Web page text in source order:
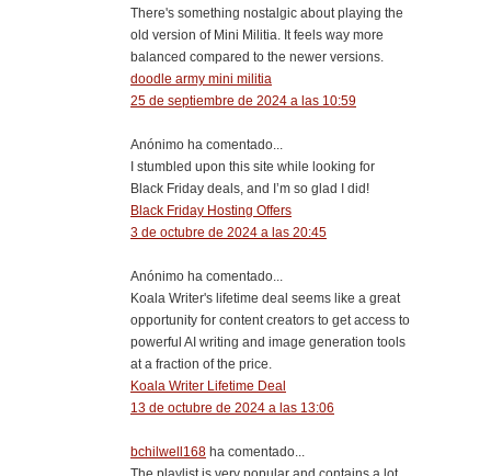
There's something nostalgic about playing the
old version of Mini Militia. It feels way more
balanced compared to the newer versions.
doodle army mini militia
25 de septiembre de 2024 a las 10:59
Anónimo ha comentado...
I stumbled upon this site while looking for
Black Friday deals, and I’m so glad I did!
Black Friday Hosting Offers
3 de octubre de 2024 a las 20:45
Anónimo ha comentado...
Koala Writer's lifetime deal seems like a great
opportunity for content creators to get access to
powerful AI writing and image generation tools
at a fraction of the price.
Koala Writer Lifetime Deal
13 de octubre de 2024 a las 13:06
bchilwell168 ha comentado...